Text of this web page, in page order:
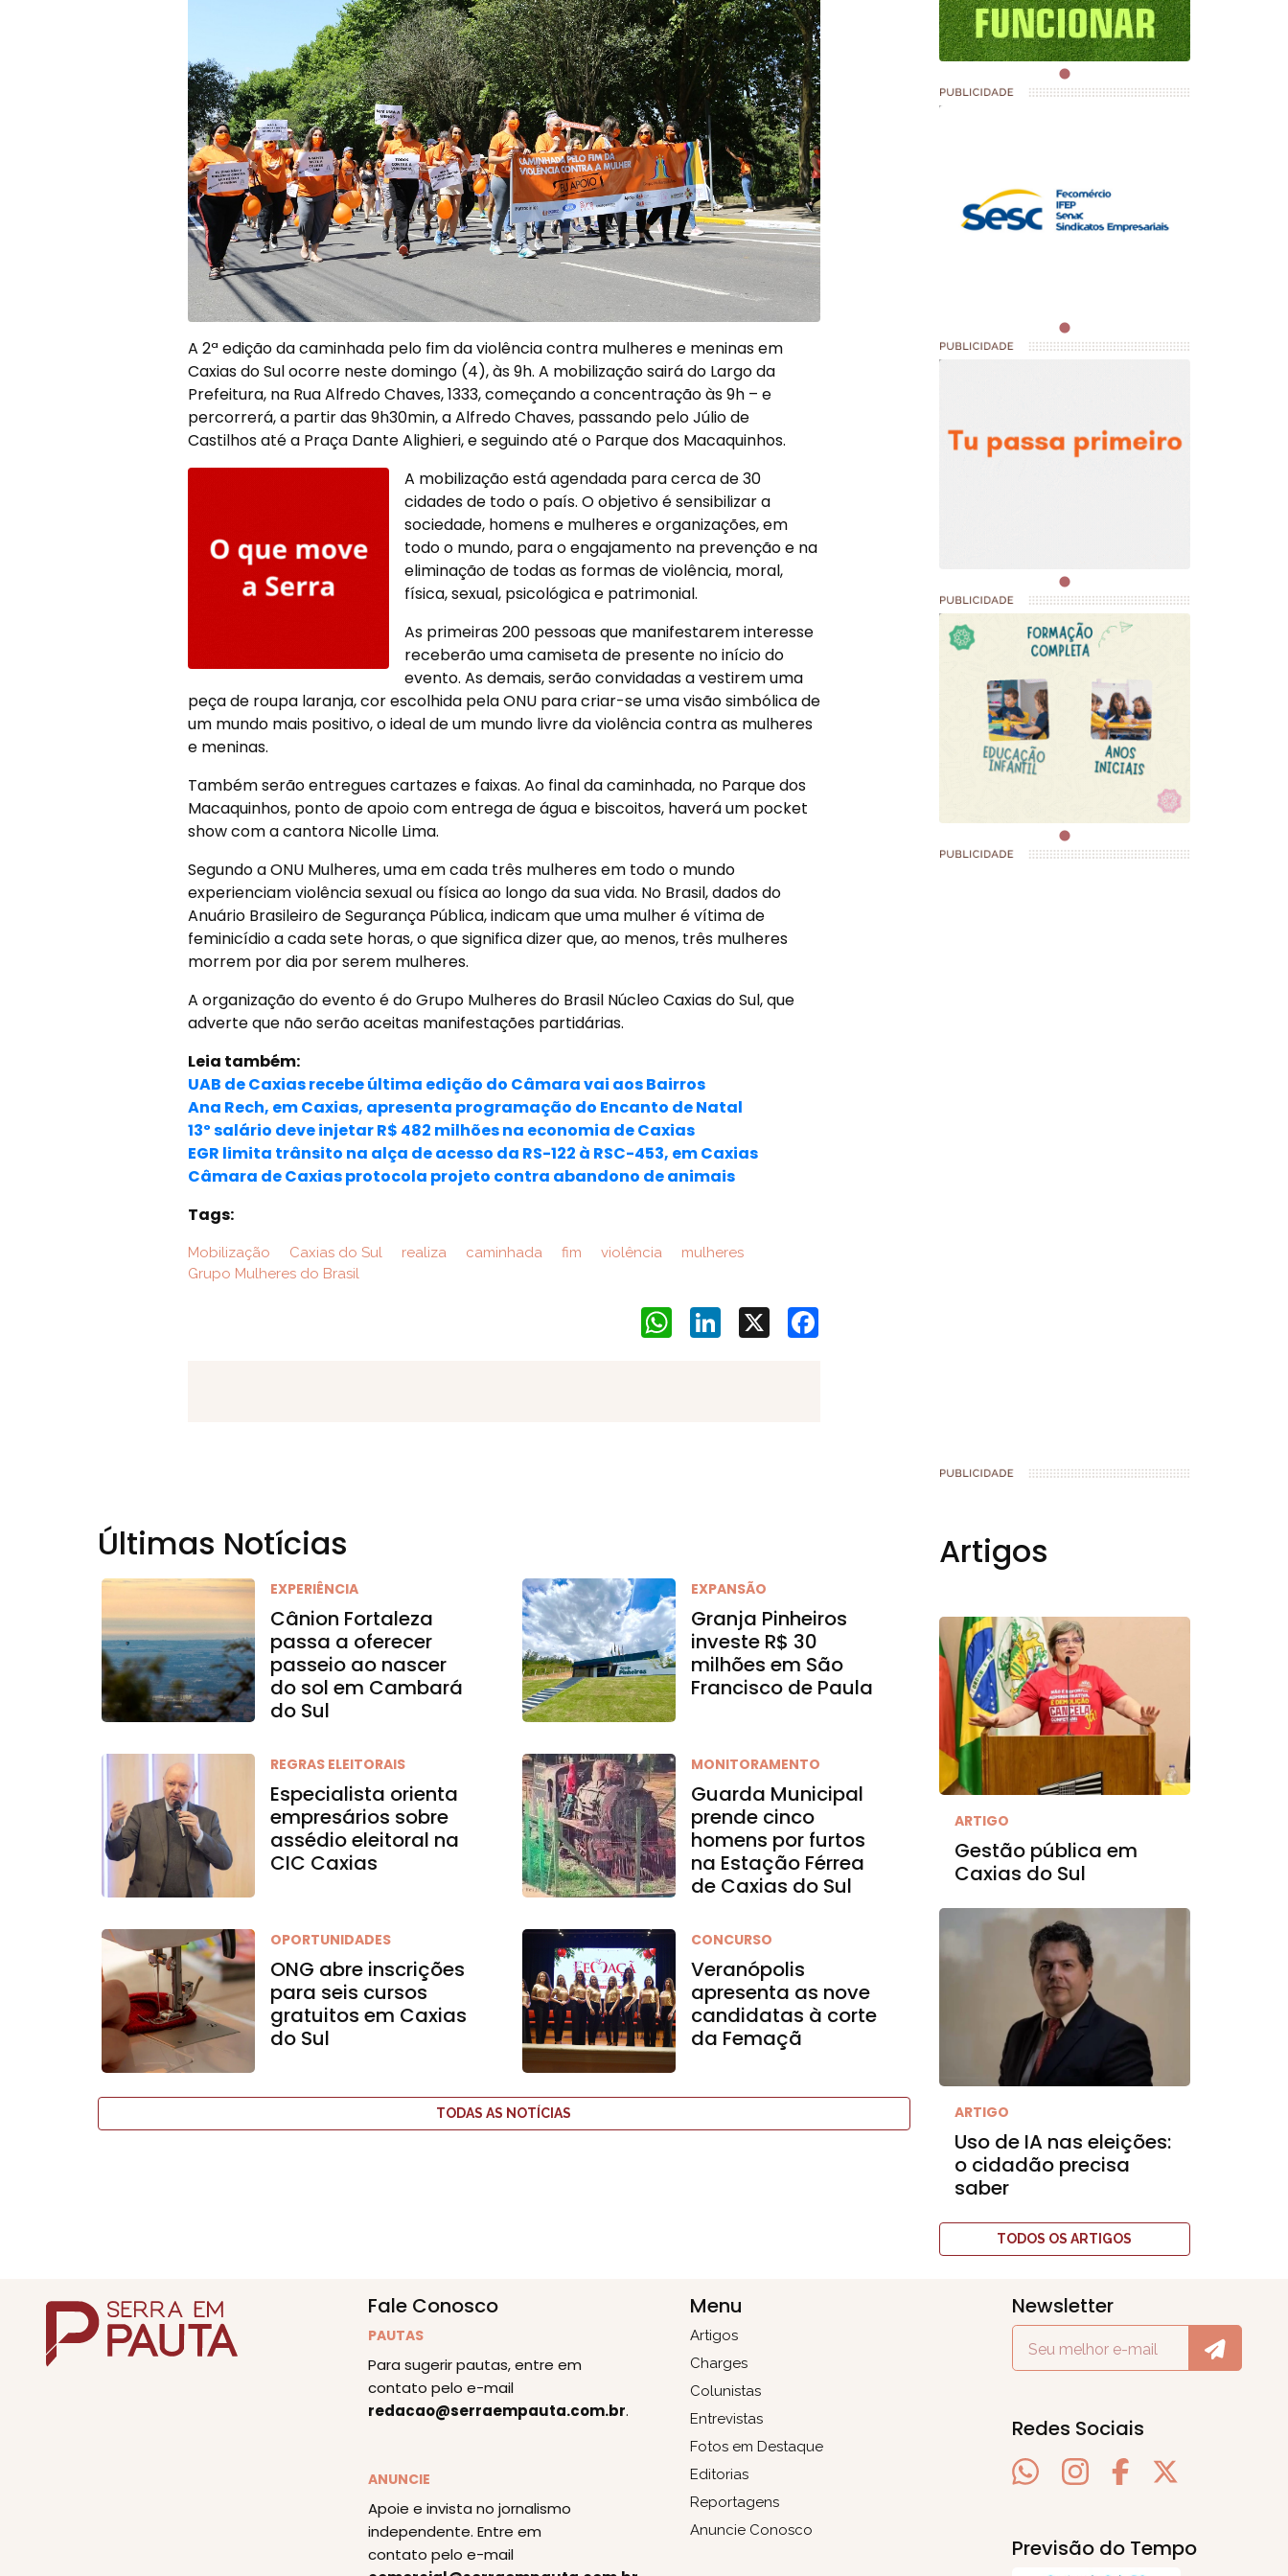
A 2ª edição da caminhada pelo fim da violência contra mulheres e meninas em
Caxias do Sul ocorre neste domingo (4), às 9h. A mobilização sairá do Largo da
Prefeitura, na Rua Alfredo Chaves, 1333, começando a concentração às 9h – e
percorrerá, a partir das 9h30min, a Alfredo Chaves, passando pelo Júlio de
Castilhos até a Praça Dante Alighieri, e seguindo até o Parque dos Macaquinhos.
A mobilização está agendada para cerca de 30
cidades de todo o país. O objetivo é sensibilizar a
sociedade, homens e mulheres e organizações, em
todo o mundo, para o engajamento na prevenção e na
eliminação de todas as formas de violência, moral,
física, sexual, psicológica e patrimonial.
As primeiras 200 pessoas que manifestarem interesse
receberão uma camiseta de presente no início do
evento. As demais, serão convidadas a vestirem uma
peça de roupa laranja, cor escolhida pela ONU para criar-se uma visão simbólica de
um mundo mais positivo, o ideal de um mundo livre da violência contra as mulheres
e meninas.
Também serão entregues cartazes e faixas. Ao final da caminhada, no Parque dos
Macaquinhos, ponto de apoio com entrega de água e biscoitos, haverá um pocket
show com a cantora Nicolle Lima.
Segundo a ONU Mulheres, uma em cada três mulheres em todo o mundo
experienciam violência sexual ou física ao longo da sua vida. No Brasil, dados do
Anuário Brasileiro de Segurança Pública, indicam que uma mulher é vítima de
feminicídio a cada sete horas, o que significa dizer que, ao menos, três mulheres
morrem por dia por serem mulheres.
A organização do evento é do Grupo Mulheres do Brasil Núcleo Caxias do Sul, que
adverte que não serão aceitas manifestações partidárias.
Leia também:
UAB de Caxias recebe última edição do Câmara vai aos Bairros
Ana Rech, em Caxias, apresenta programação do Encanto de Natal
13º salário deve injetar R$ 482 milhões na economia de Caxias
EGR limita trânsito na alça de acesso da RS-122 à RSC-453, em Caxias
Câmara de Caxias protocola projeto contra abandono de animais
Tags:
Mobilização Caxias do Sul realiza caminhada fim violência
mulheres
Grupo Mulheres do Brasil
Facebook
X
LinkedIn
WhatsApp
Últimas Notícias
EXPERIÊNCIA
Cânion Fortaleza
passa a oferecer
passeio ao nascer
do sol em Cambará
do Sul
EXPANSÃO
Granja Pinheiros
investe R$ 30
milhões em São
Francisco de Paula
REGRAS ELEITORAIS
Especialista orienta
empresários sobre
assédio eleitoral na
CIC Caxias
MONITORAMENTO
Guarda Municipal
prende cinco
homens por furtos
na Estação Férrea
de Caxias do Sul
OPORTUNIDADES
ONG abre inscrições
para seis cursos
gratuitos em Caxias
do Sul
CONCURSO
Veranópolis
apresenta as nove
candidatas à corte
da Femaçã
TODAS AS NOTÍCIAS
Artigos
ARTIGO
Gestão pública em
Caxias do Sul
ARTIGO
Uso de IA nas eleições:
o cidadão precisa
saber
TODOS OS ARTIGOS
Fale Conosco
PAUTAS
Para sugerir pautas, entre em
contato pelo e-mail
redacao@serraempauta.com.br.
ANUNCIE
Apoie e invista no jornalismo
independente. Entre em
contato pelo e-mail
Menu
Artigos
Charges
Colunistas
Entrevistas
Fotos em Destaque
Editorias
Reportagens
Anuncie Conosco
Newsletter
Redes Sociais
Previsão do Tempo